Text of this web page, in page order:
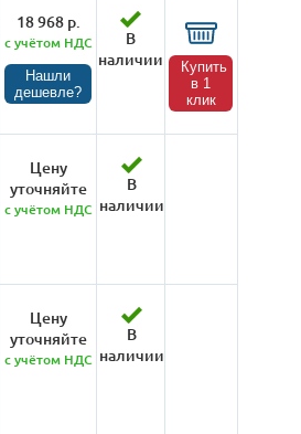
18 968 р.
с учётом НДС
Нашли
дешевле?
В
наличии
Купить
в 1
клик
Цену
уточняйте
с учётом НДС
В
наличии
Цену
уточняйте
с учётом НДС
В
наличии